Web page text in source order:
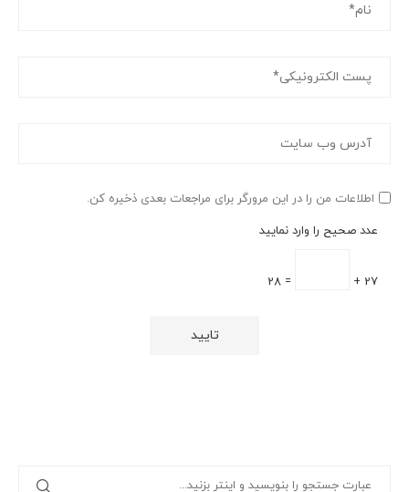
اطلاعات من را در این مرورگر برای مراجعات بعدی ذخیره کن.
عدد صحیح را وارد نمایید
27 +
= 28